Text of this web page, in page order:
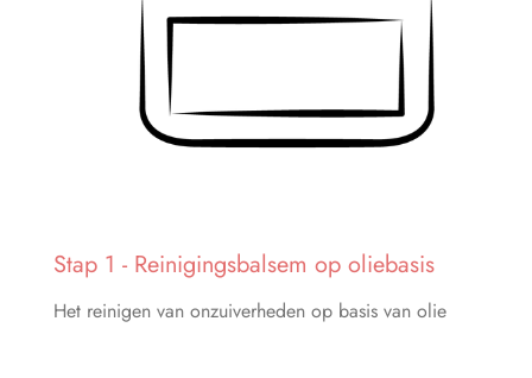
Stap 1 - Reinigingsbalsem op oliebasis
Het reinigen van onzuiverheden op basis van olie